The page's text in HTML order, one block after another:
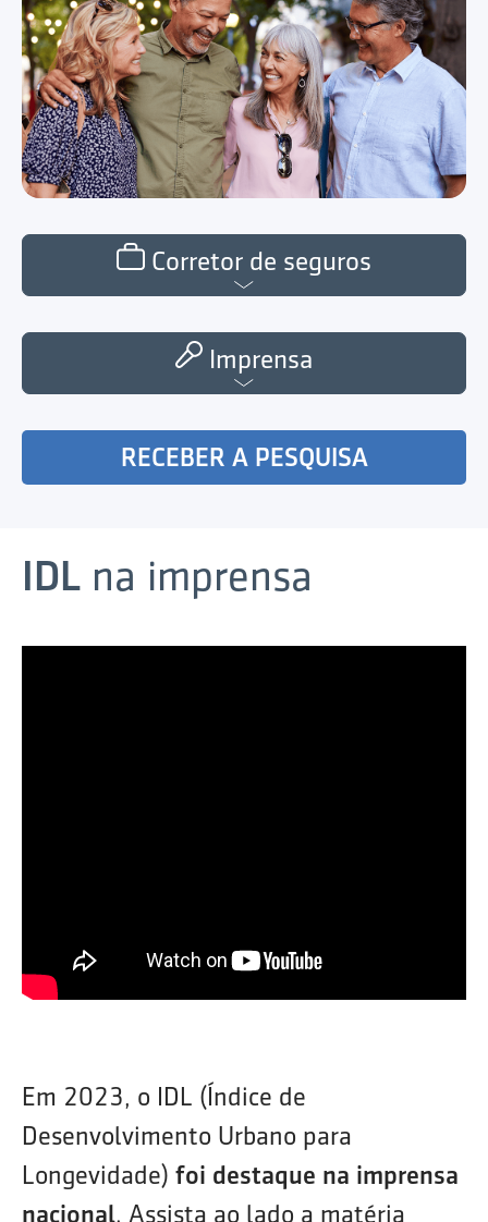
Corretor de seguros
Imprensa
RECEBER A PESQUISA
IDL na imprensa
Em 2023, o IDL (Índice de
Desenvolvimento Urbano para
Longevidade) foi destaque na imprensa
nacional. Assista ao lado a matéria